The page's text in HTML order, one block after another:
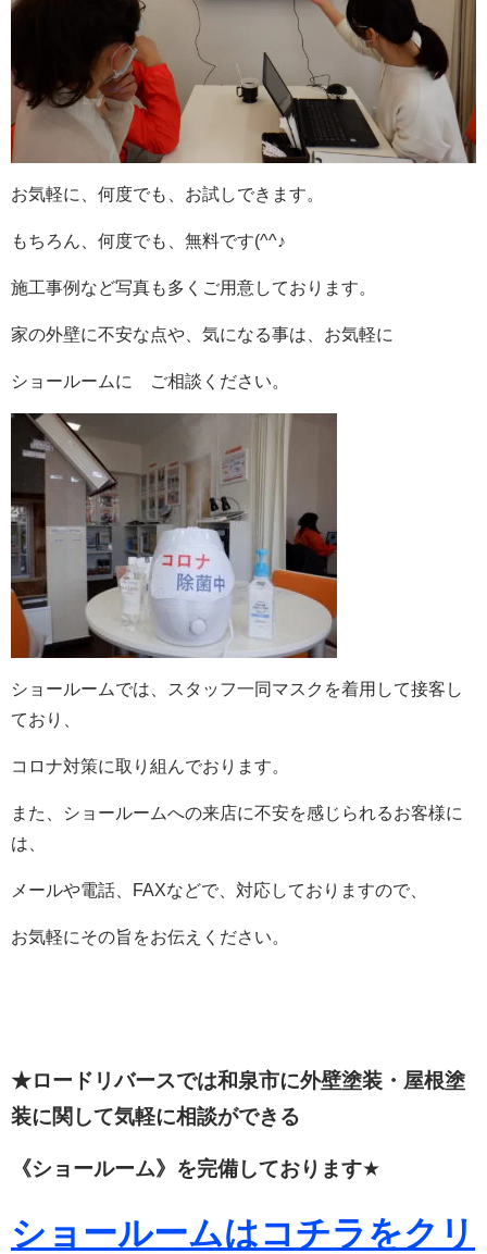
お気軽に、何度でも、お試しできます。
もちろん、何度でも、無料です(^^♪
施工事例など写真も多くご用意しております。
家の外壁に不安な点や、気になる事は、お気軽に
ショールームに ご相談ください。
ショールームでは、スタッフ一同マスクを着用して接客し
ており、
コロナ対策に取り組んでおります。
また、ショールームへの来店に不安を感じられるお客様に
は、
メールや電話、FAXなどで、対応しておりますので、
お気軽にその旨をお伝えください。
★ロードリバースでは和泉市に外壁塗装・屋根塗
装に関して気軽に相談ができる
《ショールーム》を完備しております★
ショールームはコチラをクリ